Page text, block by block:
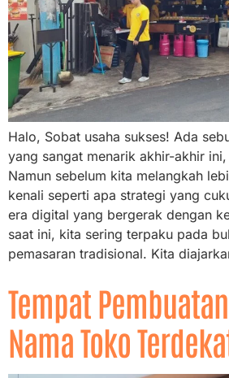
Halo, Sobat usaha sukses! Ada
yang sangat menarik akhir-akhir ini,
Namun sebelum kita melangkah
kenali seperti apa strategi yang
era digital yang bergerak dengan
saat ini, kita sering terpaku pada
pemasaran tradisional. Kita
Tempat
Nama Toko